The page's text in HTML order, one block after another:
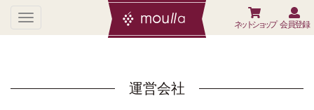
会員登録
ネットショップ
運営会社